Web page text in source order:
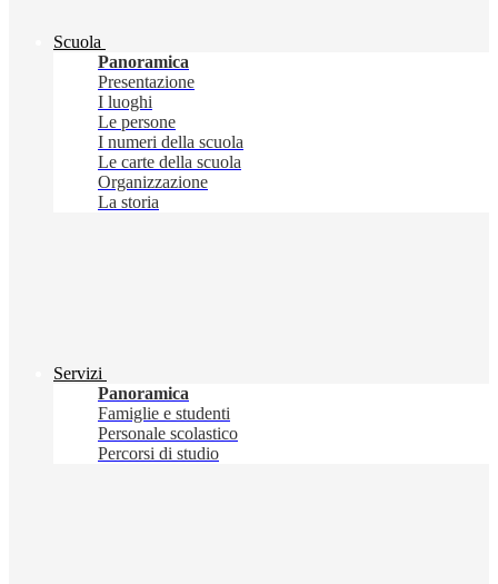
Scuola
Panoramica
Presentazione
I luoghi
Le persone
I numeri della scuola
Le carte della scuola
Organizzazione
La storia
Servizi
Panoramica
Famiglie e studenti
Personale scolastico
Percorsi di studio